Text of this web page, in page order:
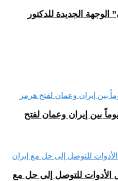
الوجهة الجديدة للدكتور
وشيك عن اتفاق لـ60 يوماً بين إيران وعمان لفتح
للتوصل إلى حل مع